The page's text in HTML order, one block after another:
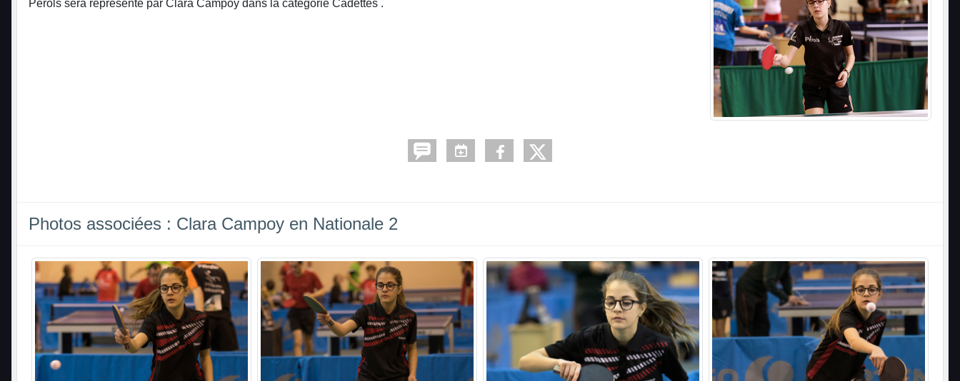
Pérols sera représenté par Clara Campoy dans la categorie Cadettes .
Photos associées : Clara Campoy en Nationale 2